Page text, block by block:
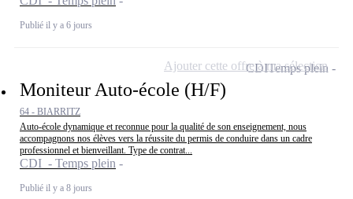
Publié il y a 6 jours
Moniteur Auto-école (H/F)
64 - BIARRITZ
Auto-école dynamique et reconnue pour la qualité de son enseignement, nous
accompagnons nos élèves vers la réussite du permis de conduire dans un cadre
professionnel et bienveillant. Type de contrat...
CDI - Temps plein
Publié il y a 8 jours
CDITemps plein
Ajouter cette offre à ma sélection